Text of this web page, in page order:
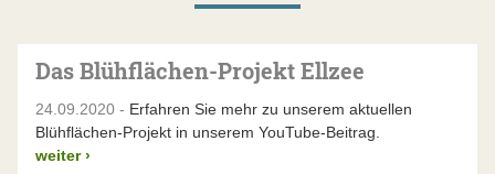
Das Blühflächen-Projekt Ellzee
24.09.2020 - Erfahren Sie mehr zu unserem aktuellen
Blühflächen-Projekt in unserem YouTube-Beitrag.
weiter ›